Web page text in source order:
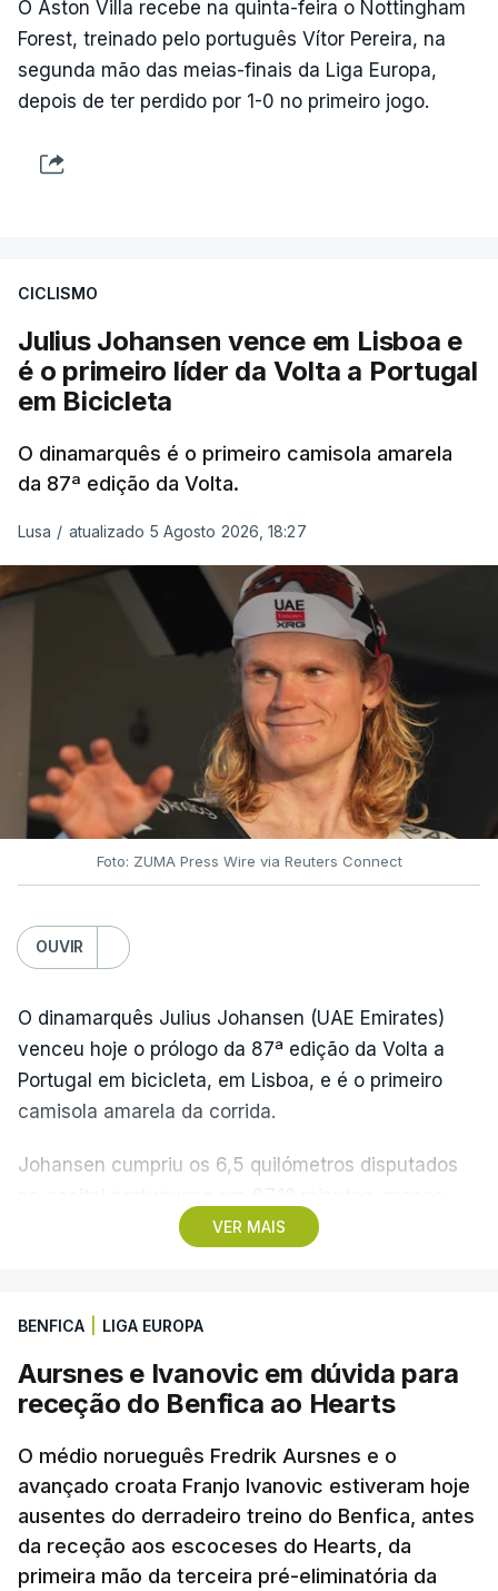
O Aston Villa recebe na quinta-feira o Nottingham
Forest, treinado pelo português Vítor Pereira, na
segunda mão das meias-finais da Liga Europa,
depois de ter perdido por 1-0 no primeiro jogo.
CICLISMO
Julius Johansen vence em Lisboa e
é o primeiro líder da Volta a Portugal
em Bicicleta
O dinamarquês é o primeiro camisola amarela
da 87ª edição da Volta.
Lusa / atualizado 5 Agosto 2026, 18:27
Foto: ZUMA Press Wire via Reuters Connect
OUVIR
VER MAIS
O dinamarquês Julius Johansen (UAE Emirates)
venceu hoje o prólogo da 87ª edição da Volta a
Portugal em bicicleta, em Lisboa, e é o primeiro
camisola amarela da corrida.
Johansen cumpriu os 6,5 quilómetros disputados
quatro segundos do que o companheiro de equipa
pista.
O vice-campeão português de contrarrelógio,
Rafael Reis, que procurava o oitavo triunfo em
mais rápido, a sete segundos, enquanto o italiano
Luca Giaimi (UAE Emirates) e o russo Artem Nych
(Anicolor-Campicarn), vencedor das últimas duas
edições da Volta, terminaram na quarta e quinta
BENFICA LIGA EUROPA
Aursnes e Ivanovic em dúvida para
receção do Benfica ao Hearts
O médio norueguês Fredrik Aursnes e o
avançado croata Franjo Ivanovic estiveram hoje
ausentes do derradeiro treino do Benfica, antes
da receção aos escoceses do Hearts, da
primeira mão da terceira pré-eliminatória da